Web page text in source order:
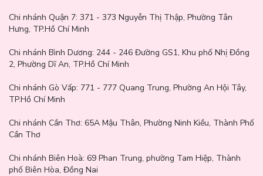
Chi nhánh Quận 7: 371 - 373 Nguyễn Thị Thập, Phường Tân
Hưng, TP.Hồ Chí Minh
Chi nhánh Bình Dương: 244 - 246 Đường GS1, Khu phố Nhị Đồng
2, Phường Dĩ An, TP.Hồ Chí Minh
Chi nhánh Gò Vấp: 771 - 777 Quang Trung, Phường An Hội Tây,
TP.Hồ Chí Minh
Chi nhánh Cần Thơ: 65A Mậu Thân, Phường Ninh Kiều, Thành Phố
Cần Thơ
Chi nhánh Biên Hoà: 69 Phan Trung, phường Tam Hiệp, Thành
phố Biên Hòa, Đồng Nai